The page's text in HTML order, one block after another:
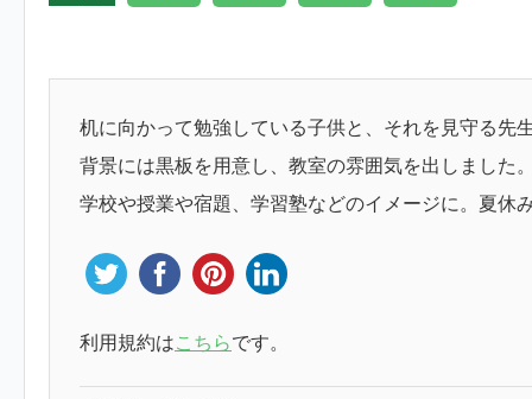
机に向かって勉強している子供と、それを見守る先
背景には黒板を用意し、教室の雰囲気を出しました
学校や授業や宿題、学習塾などのイメージに。夏休
利用規約はこちらです。